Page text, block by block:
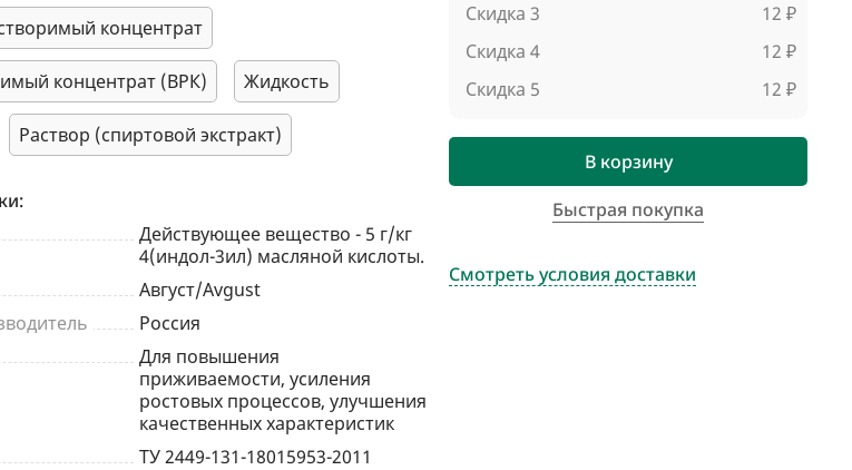
концентрат
концентрат (ВРК) Жидкость
Раствор (спиртовой экстракт)
Действующее вещество - 5 г/кг
4(индол-3ил) масляной кислоты.
Август/Avgust
Россия
Для повышения
приживаемости, усиления
ростовых процессов, улучшения
качественных характеристик
ТУ 2449-131-18015953-2011
Скидка 3
12 ₽
Скидка 4
12 ₽
Скидка 5
12 ₽
В корзину
Быстрая покупка
Смотреть условия доставки